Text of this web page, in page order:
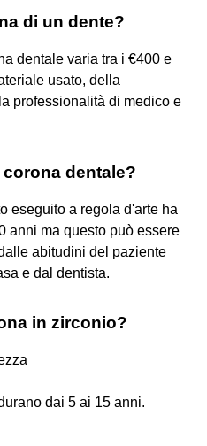
di un dente?
dentale varia tra i €400 e
usato, della
professionalità di medico e
dentale?
eseguito a regola d'arte ha
anni ma questo può essere
abitudini del paziente
e dal dentista.
in zirconio?
dai 5 ai 15 anni.